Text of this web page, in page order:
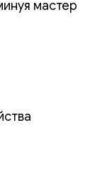
мастер